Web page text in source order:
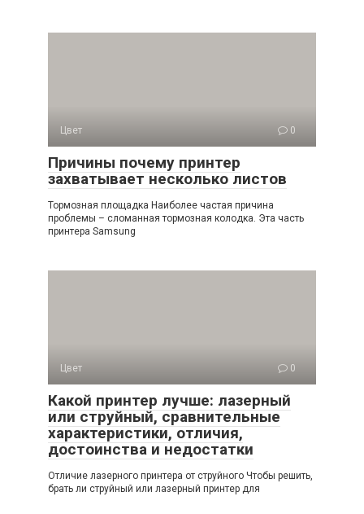
Цвет 0
Причины почему принтер
захватывает несколько листов
Тормозная площадка Наиболее частая причина
проблемы – сломанная тормозная колодка. Эта часть
принтера Samsung
Цвет 0
Какой принтер лучше: лазерный
или струйный, сравнительные
характеристики, отличия,
достоинства и недостатки
Отличие лазерного принтера от струйного Чтобы решить,
брать ли струйный или лазерный принтер для